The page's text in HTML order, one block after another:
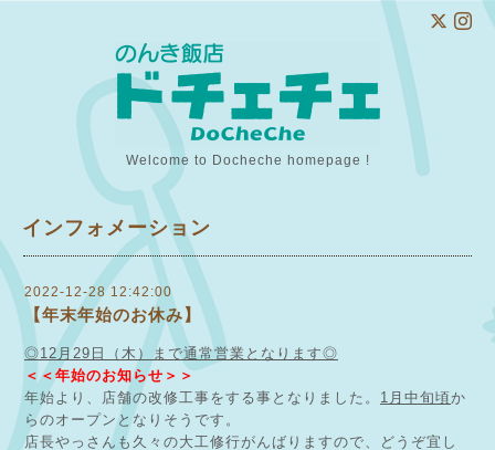
Welcome to Docheche homepage !
インフォメーション
2022-12-28 12:42:00
【年末年始のお休み】
◎12月29日（木）まで通常営業となります◎
＜＜年始のお知らせ＞＞
年始より、店舗の改修工事をする事となりました。 1月中旬頃か
らのオープンとなりそうです。
店長やっさんも久々の大工修行がんばりますので、どうぞ宜し